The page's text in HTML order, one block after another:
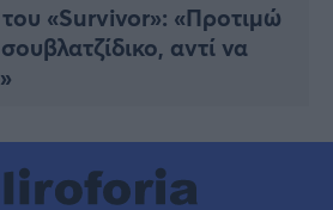
«Survivor»: «Προτιμώ
αντί να